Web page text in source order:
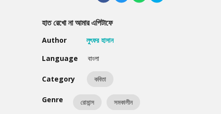
হাত রেখো না আমার এপিটাফে
Author
লুৎফর হাসান
Language
বাংলা
Category কবিতা
Genre রোমান্স সমকালীন